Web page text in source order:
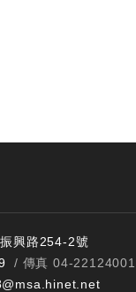
興路254-2號
/ 傳真 04-22124001